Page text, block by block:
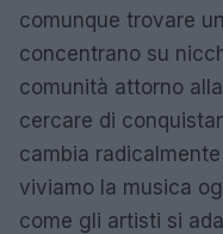
comunque trovare
concentrano su
comunità attorno
cercare di
cambia
viviamo la musica
come gli artisti si